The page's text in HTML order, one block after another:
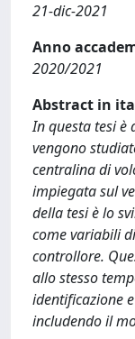
21-dic-2021
Anno
2020/2021
Abstract in
In questa tesi è
vengono
centralina di
impiegata sul
della tesi è lo
come variabili
controllore.
allo stesso
identificazione
includendo il